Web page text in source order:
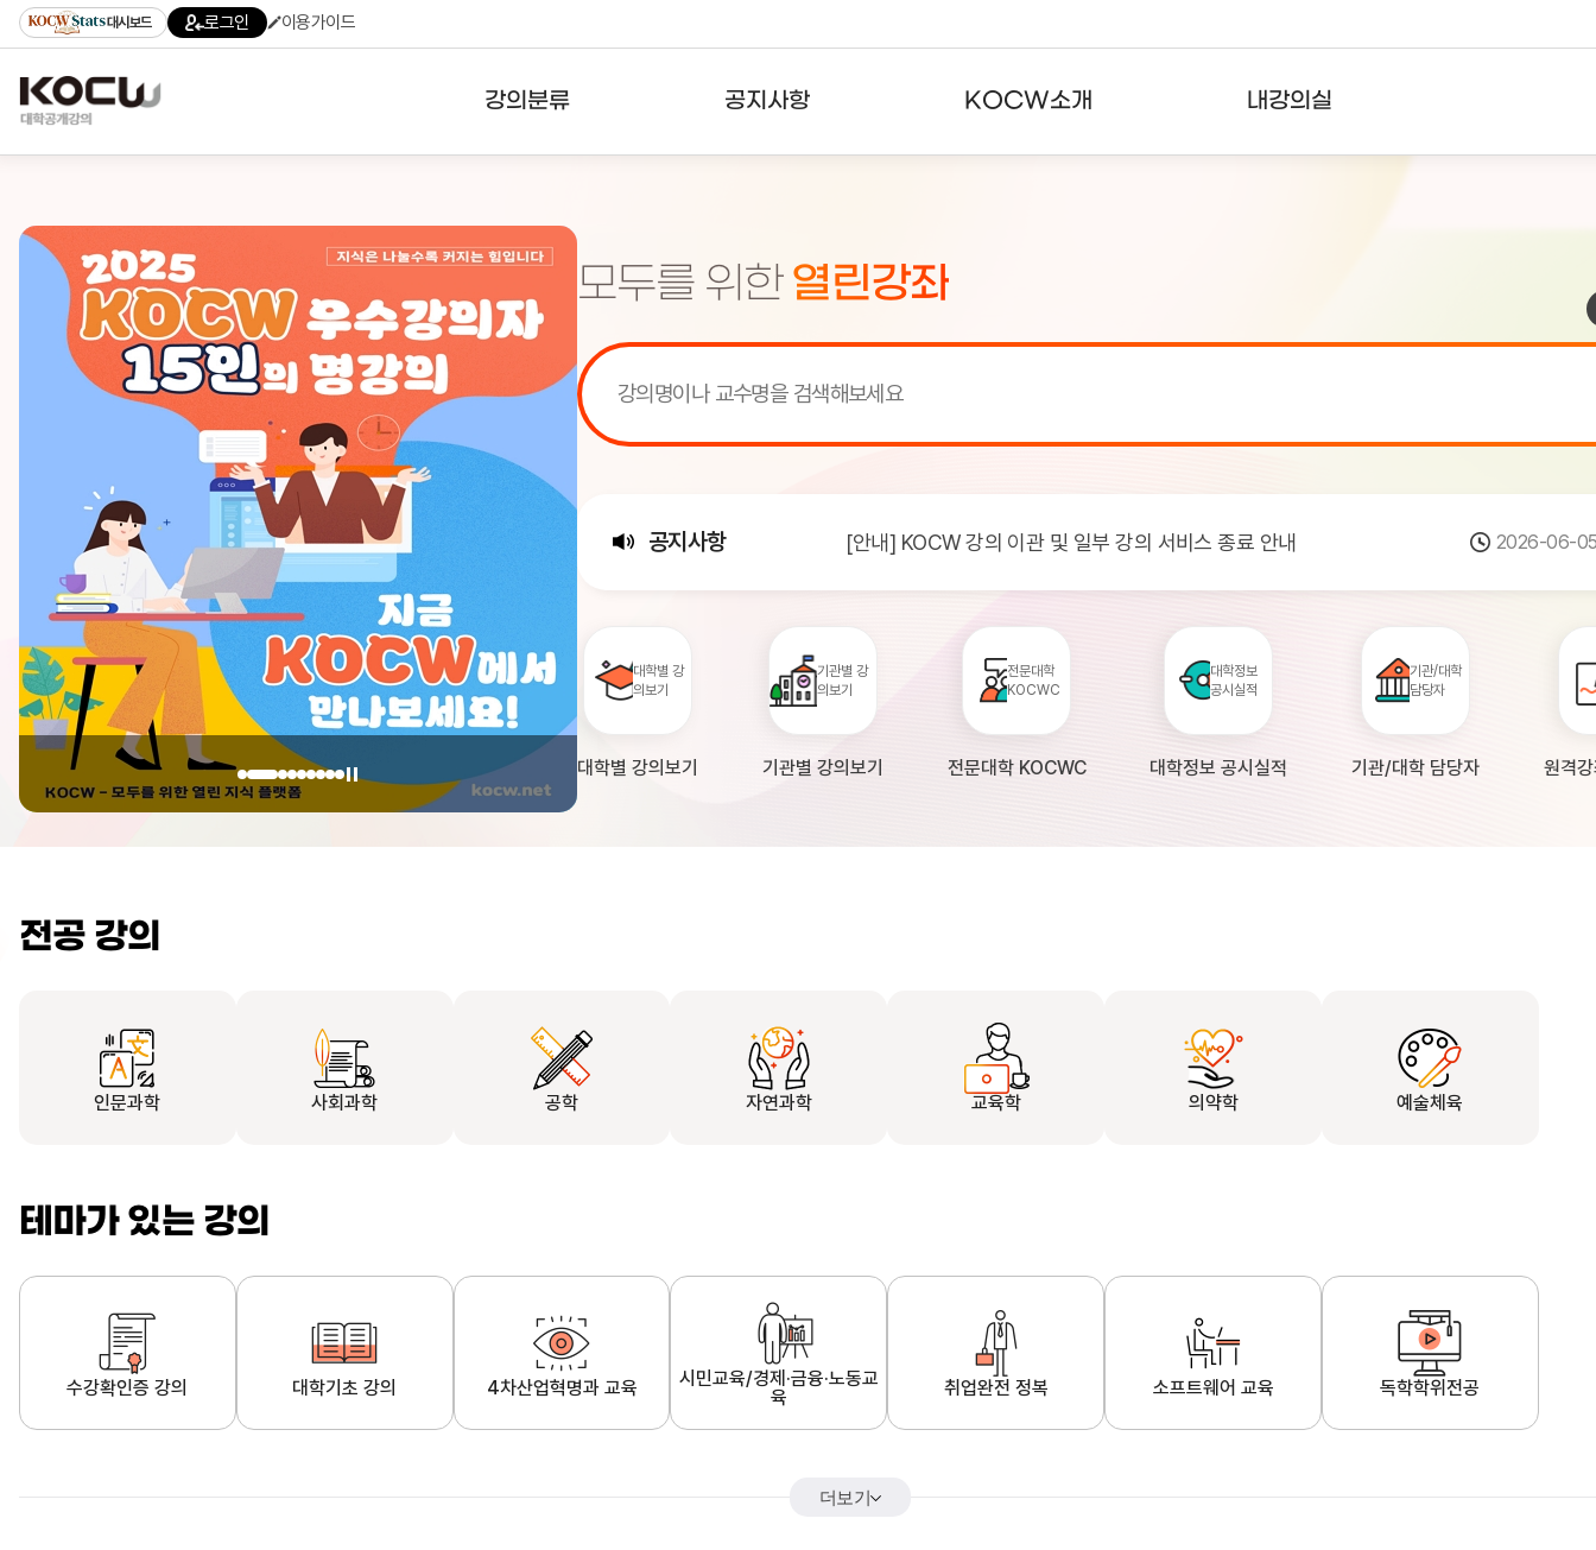
대시보드 로그인 이용가이드
강의분류
기관강의
테마강의
공지사항
주요통계현황
KOCW소개 내강의실
모두를 위한 열린강좌
공지사항
[서비스점검] KOCW 서비스 점검 안내(7월 24일 19:00 ~ 7월... 2026-07-
[안내] KOCW 강의 이관 및 일부 강의 서비스 종료 안내 2026-06-
[안내] 2026년 대학정보공시 대학의 원격강좌 현황 조사 안내(자주묻... 2026-04-
대학별 강
의보기
대학별 강의보기
기관별 강
의보기
기관별 강의보기
전문대학
KOCWC
전문대학 KOCWC
대학정보
공시실적
대학정보 공시실적
기관/대학
담당자
기관/대학 담당자 원격
전공 강의
인문과학 사회과학 공학 자연과학 교육학 의약학 예술체육
테마가 있는 강의
수강확인증 강의 대학기초 강의 4차산업혁명과 교육
시민교육/경제·금융·노동교
육
취업완전 정복 소프트웨어 교육 독학학위전공
더보기